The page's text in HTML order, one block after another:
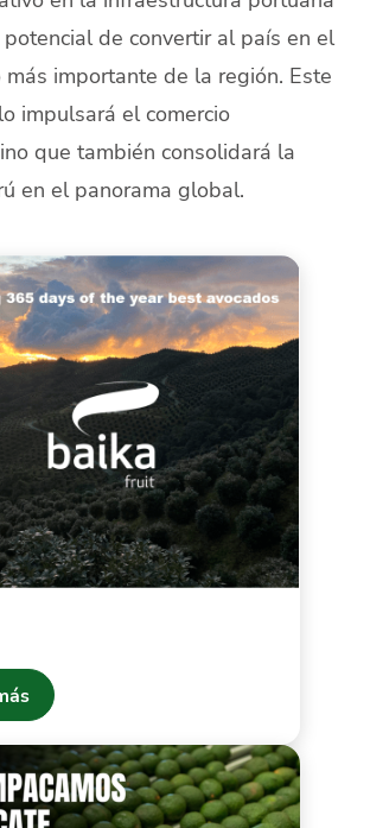
de convertir al país en el
importante de la región. Este
impulsará el comercio
que también consolidará la
en el panorama global.